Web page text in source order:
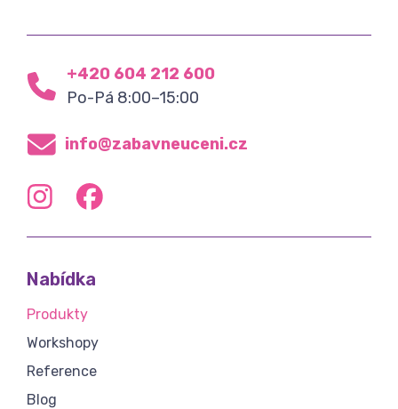
+420 604 212 600
Po-Pá 8:00–15:00
info@zabavneuceni.cz
Nabídka
Produkty
Workshopy
Reference
Blog